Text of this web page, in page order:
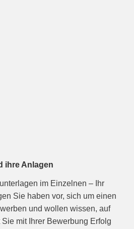
ihre Anlagen
im Einzelnen – Ihr
Sie haben vor, sich um einen
und wollen wissen, auf
mit Ihrer Bewerbung Erfolg